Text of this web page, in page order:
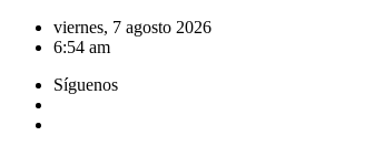
Saltar
viernes, 7 agosto 2026
6:54 am
Síguenos